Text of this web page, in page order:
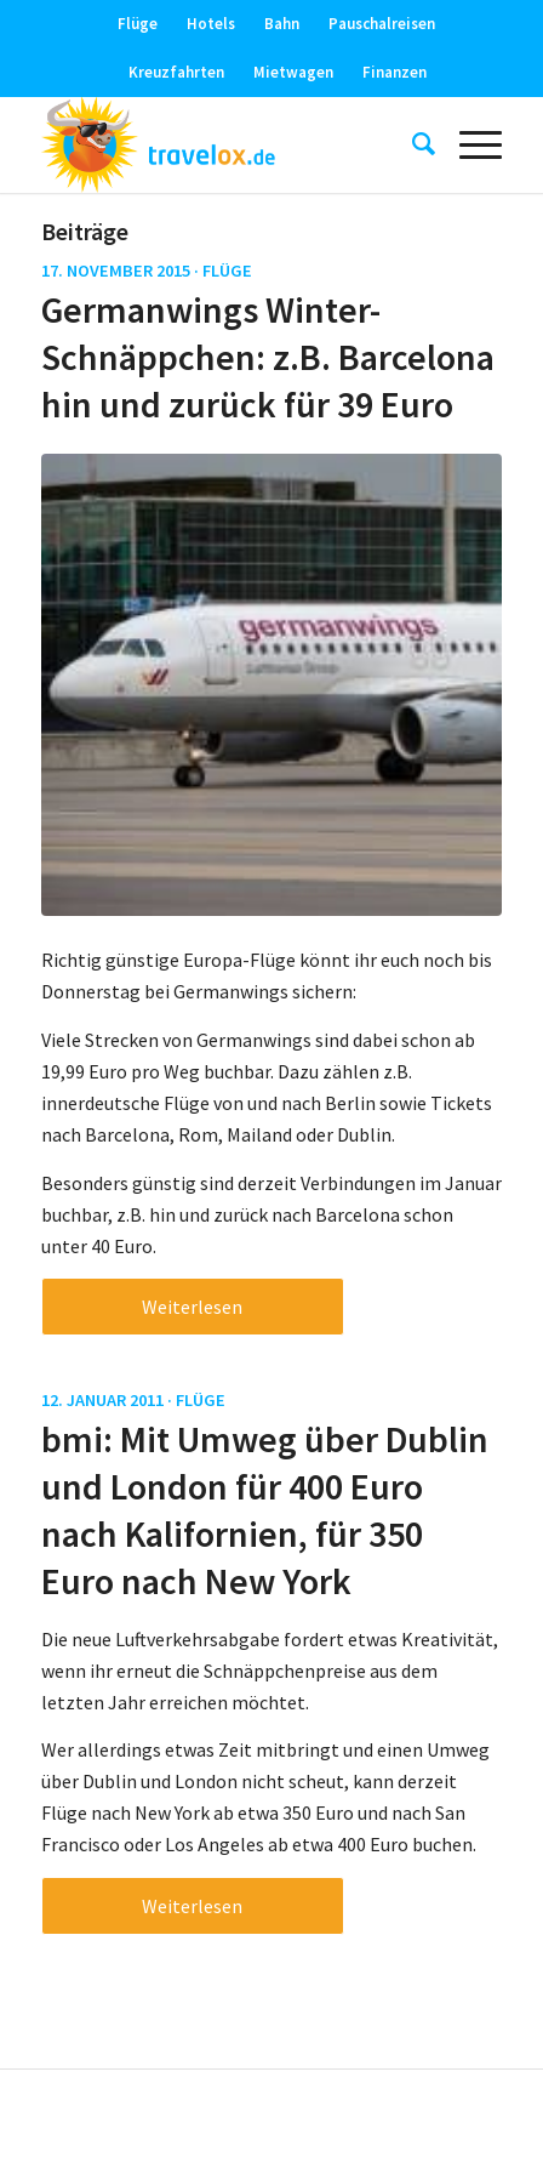
Flüge Hotels Bahn Pauschalreisen
Kreuzfahrten Mietwagen Finanzen
Beiträge
17. NOVEMBER 2015 · FLÜGE
Germanwings Winter-
Schnäppchen: z.B. Barcelona
hin und zurück für 39 Euro
Richtig günstige Europa-Flüge könnt ihr euch noch bis
Donnerstag bei Germanwings sichern:
Viele Strecken von Germanwings sind dabei schon ab
19,99 Euro pro Weg buchbar. Dazu zählen z.B.
innerdeutsche Flüge von und nach Berlin sowie Tickets
nach Barcelona, Rom, Mailand oder Dublin.
Besonders günstig sind derzeit Verbindungen im Januar
buchbar, z.B. hin und zurück nach Barcelona schon
unter 40 Euro.
Weiterlesen
12. JANUAR 2011 · FLÜGE
bmi: Mit Umweg über Dublin
und London für 400 Euro
nach Kalifornien, für 350
Euro nach New York
Die neue Luftverkehrsabgabe fordert etwas Kreativität,
wenn ihr erneut die Schnäppchenpreise aus dem
letzten Jahr erreichen möchtet.
Wer allerdings etwas Zeit mitbringt und einen Umweg
über Dublin und London nicht scheut, kann derzeit
Flüge nach New York ab etwa 350 Euro und nach San
Francisco oder Los Angeles ab etwa 400 Euro buchen.
Weiterlesen